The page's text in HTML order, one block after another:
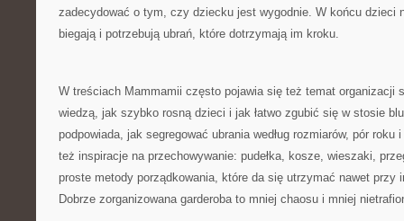
zadecydować o tym, czy dziecku jest wygodnie. W końcu dzieci
biegają i potrzebują ubrań, które dotrzymają im kroku.
W treściach Mammamii często pojawia się też temat organizacji
wiedzą, jak szybko rosną dzieci i jak łatwo zgubić się w stosie
podpowiada, jak segregować ubrania według rozmiarów, pór
też inspiracje na przechowywanie: pudełka, kosze, wieszaki,
proste metody porządkowania, które da się utrzymać nawet przy
Dobrze zorganizowana garderoba to mniej chaosu i mniej